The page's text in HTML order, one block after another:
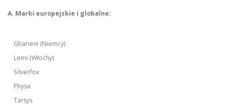
A. Marki europejskie i globalne:
Gharieni (Niemcy)
Lemi (Włochy)
Silverfox
Physa
Tarsys